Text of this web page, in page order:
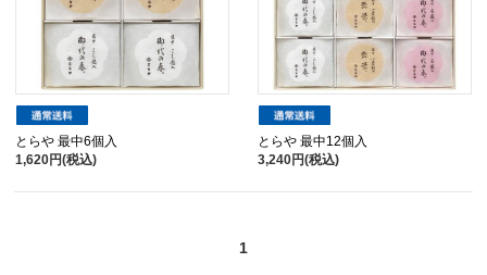
とらや 最中6個入
1,620円(税込)
とらや 最中12個入
3,240円(税込)
1